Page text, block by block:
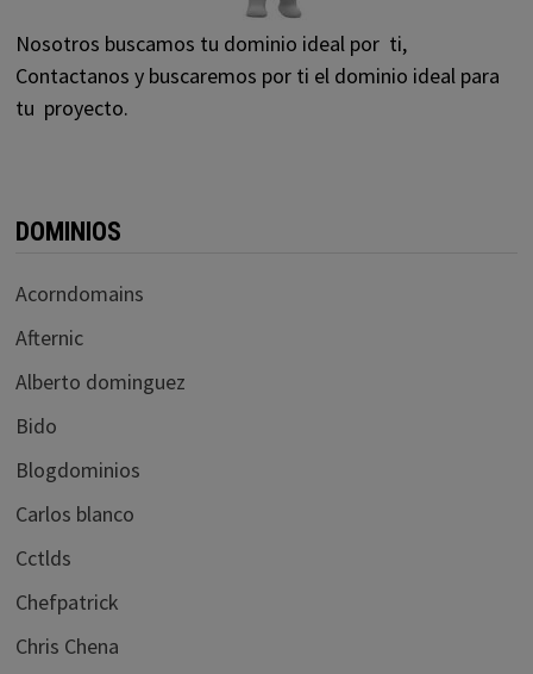
Nosotros buscamos tu dominio ideal por ti,
Contactanos y buscaremos por ti el dominio ideal para
tu proyecto.
DOMINIOS
Acorndomains
Afternic
Alberto dominguez
Bido
Blogdominios
Carlos blanco
Cctlds
Chefpatrick
Chris Chena